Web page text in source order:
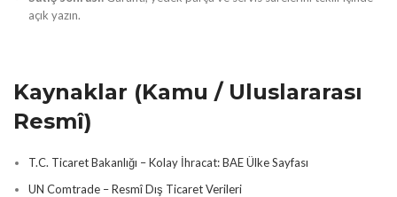
açık yazın.
Kaynaklar (Kamu / Uluslararası
Resmî)
T.C. Ticaret Bakanlığı – Kolay İhracat: BAE Ülke Sayfası
UN Comtrade – Resmî Dış Ticaret Verileri